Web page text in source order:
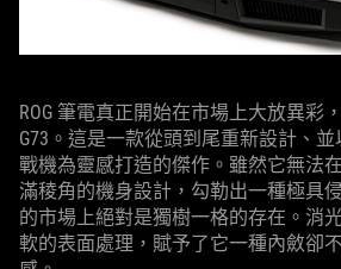
ROG 筆電真正開始在市場上大放異彩
G73。這是一款從頭到尾重新設計、並
戰機為靈感打造的傑作。雖然它無法
滿稜角的機身設計，勾勒出一種極具
的市場上絕對是獨樹一格的存在。消
軟的表面處理，賦予了它一種內斂卻